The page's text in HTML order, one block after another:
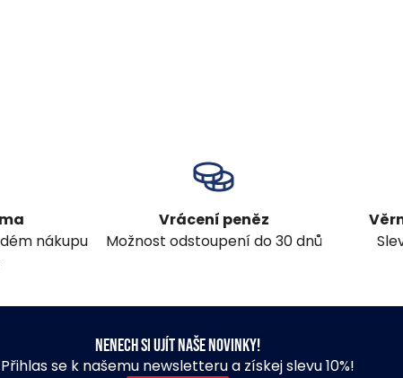
nákupu
Vrácení peněz
Možnost odstoupení do 30 dnů
Nenech si ujít naše novinky!
Přihlas se k našemu newsletteru a získej slevu 10%!